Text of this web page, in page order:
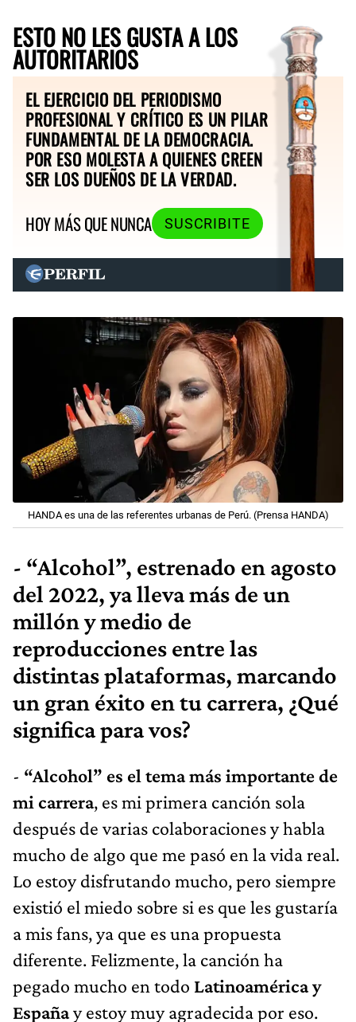
ESTO NO LES GUSTA A LOS
AUTORITARIOS
EL EJERCICIO DEL PERIODISMO
PROFESIONAL Y CRÍTICO ES UN PILAR
FUNDAMENTAL DE LA DEMOCRACIA.
POR ESO MOLESTA A QUIENES CREEN
SER LOS DUEÑOS DE LA VERDAD.
HOY MÁS QUE NUNCA
SUSCRIBITE
HANDA es una de las referentes urbanas de Perú. (Prensa HANDA)
- “Alcohol”, estrenado en agosto
del 2022, ya lleva más de un
millón y medio de
reproducciones entre las
distintas plataformas, marcando
un gran éxito en tu carrera, ¿Qué
significa para vos?
- “Alcohol” es el tema más importante de
mi carrera, es mi primera canción sola
después de varias colaboraciones y habla
mucho de algo que me pasó en la vida real.
Lo estoy disfrutando mucho, pero siempre
existió el miedo sobre si es que les gustaría
a mis fans, ya que es una propuesta
diferente. Felizmente, la canción ha
pegado mucho en todo Latinoamérica y
Españay estoy muy agradecida por eso.